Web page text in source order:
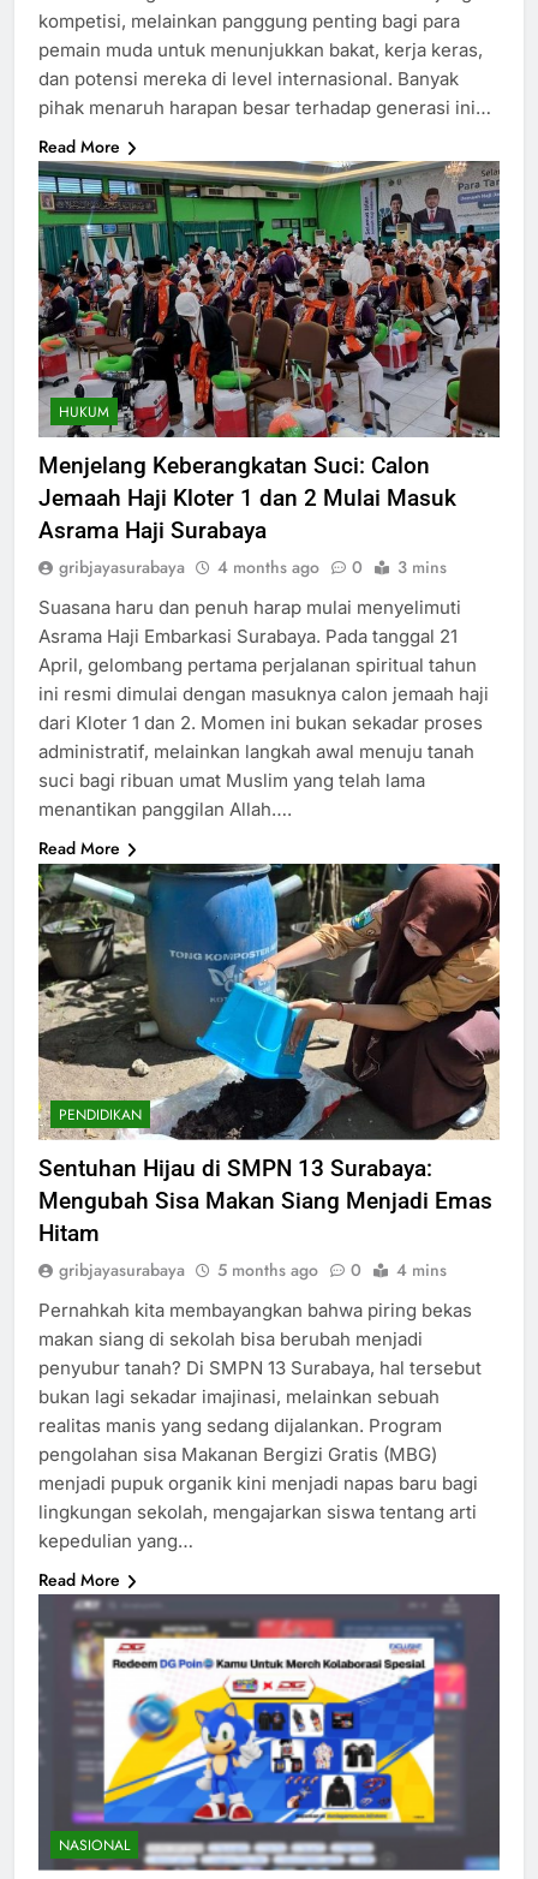
kompetisi, melainkan panggung penting bagi para
pemain muda untuk menunjukkan bakat, kerja keras,
dan potensi mereka di level internasional. Banyak
pihak menaruh harapan besar terhadap generasi ini…
Read More
HUKUM
Menjelang Keberangkatan Suci: Calon
Jemaah Haji Kloter 1 dan 2 Mulai Masuk
Asrama Haji Surabaya
gribjayasurabaya 4 months ago 0 3 mins
Suasana haru dan penuh harap mulai menyelimuti
Asrama Haji Embarkasi Surabaya. Pada tanggal 21
April, gelombang pertama perjalanan spiritual tahun
ini resmi dimulai dengan masuknya calon jemaah haji
dari Kloter 1 dan 2. Momen ini bukan sekadar proses
administratif, melainkan langkah awal menuju tanah
suci bagi ribuan umat Muslim yang telah lama
menantikan panggilan Allah….
Read More
PENDIDIKAN
Sentuhan Hijau di SMPN 13 Surabaya:
Mengubah Sisa Makan Siang Menjadi Emas
Hitam
gribjayasurabaya 5 months ago 0 4 mins
Pernahkah kita membayangkan bahwa piring bekas
makan siang di sekolah bisa berubah menjadi
penyubur tanah? Di SMPN 13 Surabaya, hal tersebut
bukan lagi sekadar imajinasi, melainkan sebuah
realitas manis yang sedang dijalankan. Program
pengolahan sisa Makanan Bergizi Gratis (MBG)
menjadi pupuk organik kini menjadi napas baru bagi
lingkungan sekolah, mengajarkan siswa tentang arti
kepedulian yang…
Read More
NASIONAL